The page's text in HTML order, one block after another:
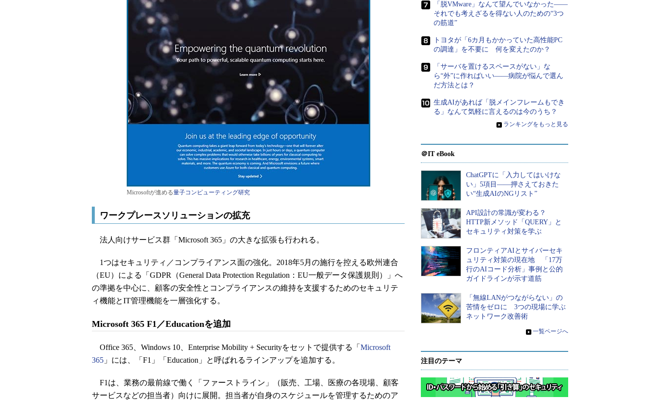
Microsoftが進める量子コンピューティング研究
ワークプレースソリューションの拡充
法人向けサービス群「Microsoft 365」の大きな拡張も行われる。
1つはセキュリティ／コンプライアンス面の強化。2018年5月の施行を控える欧州連合
（EU）による「GDPR（General Data Protection Regulation：EU一般データ保護規則）」へ
の準拠を中心に、顧客の安全性とコンプライアンスの維持を支援するためのセキュリテ
ィ機能とIT管理機能を一層強化する。
Microsoft 365 F1／Educationを追加
Office 365、Windows 10、Enterprise Mobility + Securityをセットで提供する「 Microsoft
365 」には、「F1」「Education」と呼ばれるラインアップを追加する。
F1は、業務の最前線で働く「ファーストライン」（販売、工場、医療の各現場、顧客
サービスなどの担当者）向けに展開。担当者が自身のスケジュールを管理するためのア
「脱VMware」なんて望んでいなかった――
それでも考えざるを得ない人のための“3つ
の筋道”
トヨタが「6カ月もかかっていた高性能PC
の調達」を不要に 何を変えたのか？
「サーバを置けるスペースがない」な
ら“外”に作ればいい――病院が悩んで選ん
だ方法とは？
生成AIがあれば「脱メインフレームもでき
る」なんて気軽に言えるのは今のうち？
» ランキングをもっと見る
＠IT eBook
ChatGPTに「入力してはいけな
い」5項目――押さえておきた
い“生成AIのNGリスト”
API設計の常識が変わる？
HTTP新メソッド「QUERY」と
セキュリティ対策を学ぶ
フロンティアAIとサイバーセキ
ュリティ対策の現在地 「17万
行のAIコード分析」事例と公的
ガイドラインが示す道筋
「無線LANがつながらない」の
苦情をゼロに 3つの現場に学ぶ
ネットワーク改善術
» 一覧ページへ
注目のテーマ